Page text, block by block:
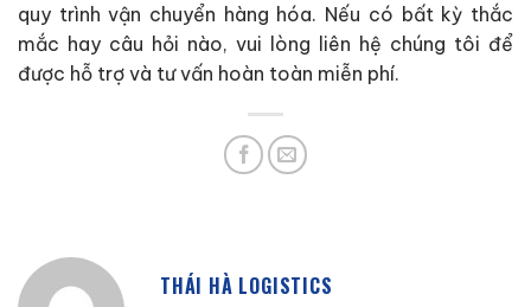
quy trình vận chuyển hàng hóa. Nếu có bất kỳ thắc
mắc hay câu hỏi nào, vui lòng liên hệ chúng tôi để
được hỗ trợ và tư vấn hoàn toàn miễn phí.
THÁI HÀ LOGISTICS